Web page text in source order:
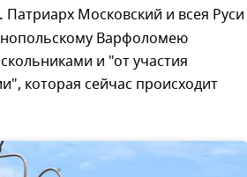
Патриарх Московский и всея Руси
Варфоломею
и "от участия
которая сейчас происходит